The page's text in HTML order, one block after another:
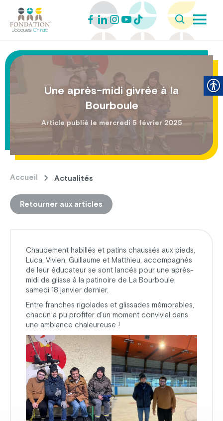
Une après-midi givrée à la
Bourboule
Article publié le mercredi 5 février 2025
Accueil Actualités
Retourner aux articles
Chaudement habillés et patins chaussés aux pieds,
Luca, Vivien, Guillaume et Matthieu, accompagnés
de leur éducateur se sont lancés pour une après-
midi de glisse à la patinoire de La Bourboule,
samedi 18 janvier dernier.
Entre franches rigolades et glissades mémorables,
chacun a pu profiter d’un moment convivial dans
une ambiance chaleureuse !